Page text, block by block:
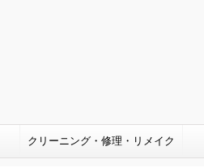
クリーニング・修理・リメイク